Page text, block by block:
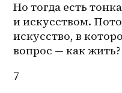
Но тогда есть
и искусством.
искусство, в
вопрос — как жить?
7